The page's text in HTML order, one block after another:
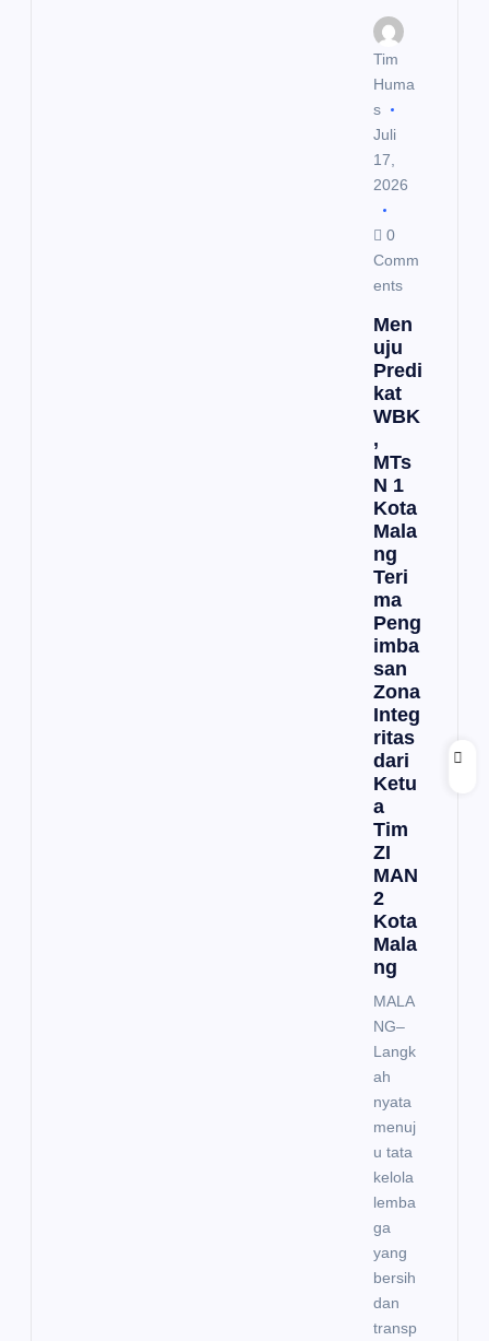
Tim
Huma
s
Juli
17,
2026
0
Comm
ents
Men
uju
Predi
kat
WBK
,
MTs
N 1
Kota
Mala
ng
Teri
ma
Peng
imba
san
Zona
Integ
ritas
dari
Ketu
a
Tim
ZI
MAN
2
Kota
Mala
ng
MALA
NG–
Langk
ah
nyata
menuj
u tata
kelola
lemba
ga
yang
bersih
dan
transp